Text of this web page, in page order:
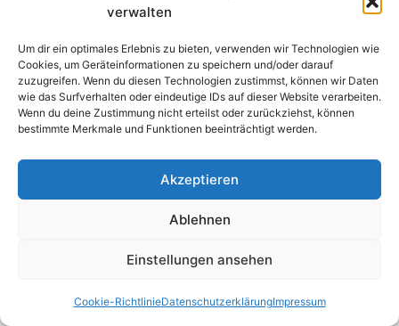
verwalten
Um dir ein optimales Erlebnis zu bieten, verwenden wir Technologien wie
Cookies, um Geräteinformationen zu speichern und/oder darauf
zuzugreifen. Wenn du diesen Technologien zustimmst, können wir Daten
wie das Surfverhalten oder eindeutige IDs auf dieser Website verarbeiten.
Wenn du deine Zustimmung nicht erteilst oder zurückziehst, können
bestimmte Merkmale und Funktionen beeinträchtigt werden.
Akzeptieren
Ablehnen
Einstellungen ansehen
Cookie-RichtlinieDatenschutzerklärungImpressum